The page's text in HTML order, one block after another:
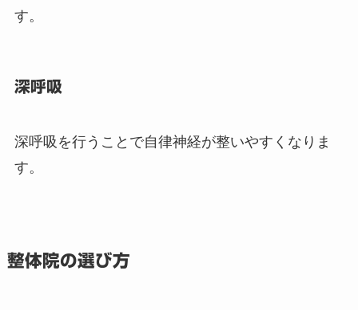
す。
深呼吸
深呼吸を行うことで自律神経が整いやすくなりま
す。
整体院の選び方